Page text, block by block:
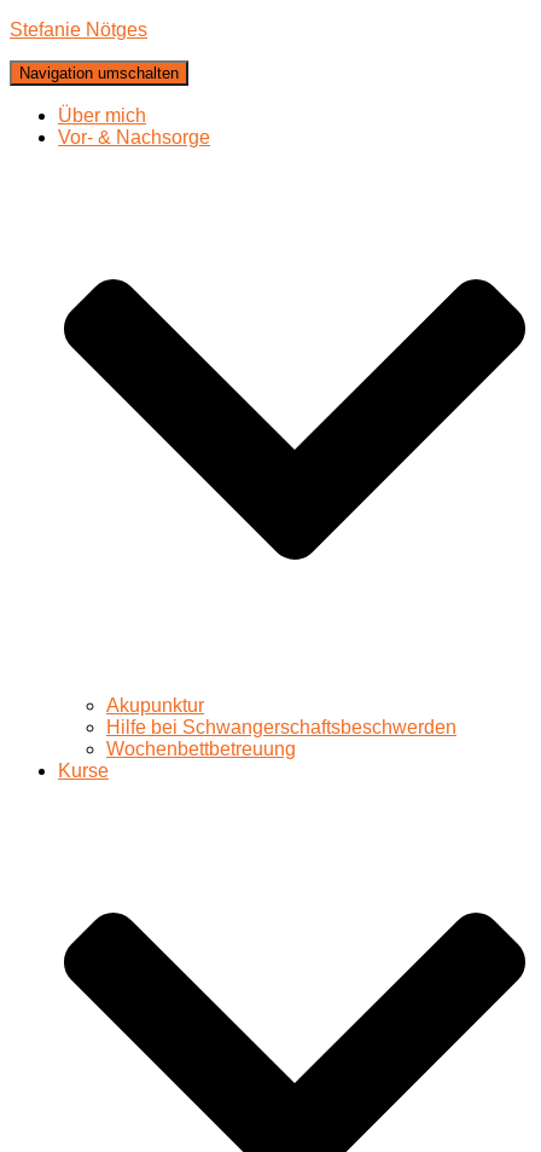
Stefanie Nötges
Navigation umschalten
Über mich
Vor- & Nachsorge
Akupunktur
Hilfe bei Schwangerschaftsbeschwerden
Wochenbettbetreuung
Kurse